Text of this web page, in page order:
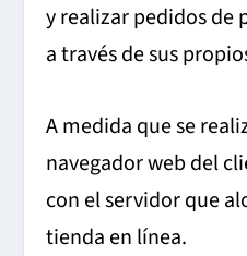
y realizar pedidos de
a través de sus
A medida que se
navegador web del
con el servidor que
tienda en línea.